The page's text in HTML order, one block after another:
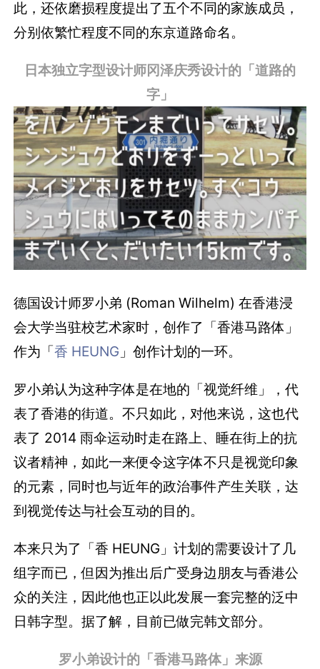
此，还依磨损程度提出了五个不同的家族成员，
分别依繁忙程度不同的东京道路命名。
日本独立字型设计师冈泽庆秀设计的「道路的
字」
德国设计师罗小弟 (Roman Wilhelm) 在香港浸
会大学当驻校艺术家时，创作了「香港马路体」
作为「香 HEUNG 」创作计划的一环。
罗小弟认为这种字体是在地的「视觉纤维」，代
表了香港的街道。不只如此，对他来说，这也代
表了 2014 雨伞运动时走在路上、睡在街上的抗
议者精神，如此一来便令这字体不只是视觉印象
的元素，同时也与近年的政治事件产生关联，达
到视觉传达与社会互动的目的。
本来只为了「香 HEUNG」计划的需要设计了几
组字而已，但因为推出后广受身边朋友与香港公
众的关注，因此他也正以此发展一套完整的泛中
日韩字型。据了解，目前已做完韩文部分。
罗小弟设计的「香港马路体」来源